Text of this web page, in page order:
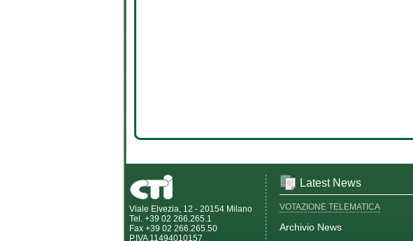
Viale Elvezia, 12 - 20154 Milano
Tel. +39 02 266.265.1
Fax +39 02 266.265.50
P.IVA 11494010157
Latest News
VOTAZIONE TELEMATICA
Archivio News